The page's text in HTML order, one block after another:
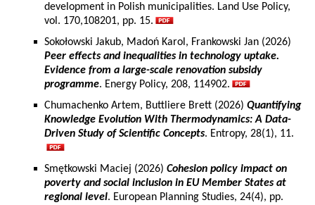
development in Polish municipalities. Land Use Policy,
vol. 170,108201, pp. 15.
Sokołowski Jakub, Madoń Karol, Frankowski Jan (2026)
Peer effects and inequalities in technology uptake.
Evidence from a large-scale renovation subsidy
programme. Energy Policy, 208, 114902.
Chumachenko Artem, Buttliere Brett (2026) Quantifying
Knowledge Evolution With Thermodynamics: A Data-
Driven Study of Scientific Concepts. Entropy, 28(1), 11.
Smętkowski Maciej (2026) Cohesion policy impact on
poverty and social inclusion in EU Member States at
regional level. European Planning Studies, 24(4), pp.